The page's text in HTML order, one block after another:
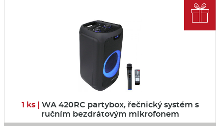
1 ks | WA 420RC partybox, řečnický systém s
ručním bezdrátovým mikrofonem
